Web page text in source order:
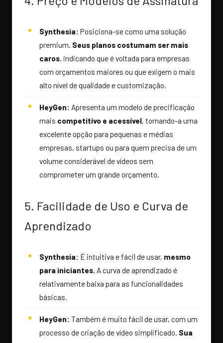
Synthesia: Posiciona-se como uma solução
premium. Seus planos costumam ser mais
caros, indicando que é voltada para empresas
com orçamentos maiores ou que exigem o mais
alto nível de qualidade e customização.
HeyGen: Apresenta um modelo de precificação
mais competitivo e acessível, tornando-a uma
excelente opção para pequenas e médias
empresas, startups ou para quem precisa de um
volume considerável de vídeos sem
comprometer um grande orçamento.
5. Facilidade de Uso e Curva de
Aprendizado
Synthesia: É intuitiva e fácil de usar, mesmo
para iniciantes. A curva de aprendizado é
relativamente baixa para as funcionalidades
básicas.
HeyGen: Também é muito fácil de usar, com um
processo de criação de vídeo simplificado. Sua